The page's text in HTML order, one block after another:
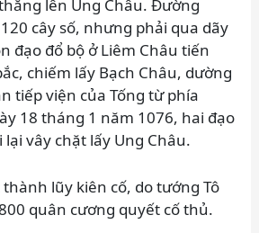
lên Ung Châu. Đường
cây số, nhưng phải qua dãy
đạo đổ bộ ở Liêm Châu tiến
chiếm lấy Bạch Châu, dường
tiếp viện của Tống từ phía
18 tháng 1 năm 1076, hai đạo
vây chặt lấy Ung Châu.
lũy kiên cố, do tướng Tô
quân cương quyết cố thủ.